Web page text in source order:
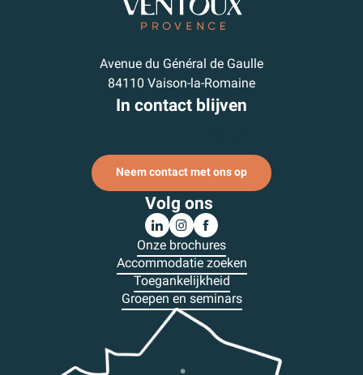
Avenue du Général de Gaulle
84110 Vaison-la-Romaine
In contact blijven
Neem contact met ons op
Volg ons
Onze brochures
Accommodatie zoeken
Toegankelijkheid
Groepen en seminars